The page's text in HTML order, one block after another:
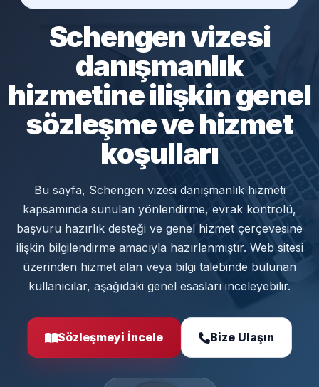
Schengen vizesi
danışmanlık
hizmetine ilişkin genel
sözleşme ve hizmet
koşulları
Bu sayfa, Schengen vizesi danışmanlık hizmeti
kapsamında sunulan yönlendirme, evrak kontrolü,
başvuru hazırlık desteği ve genel hizmet çerçevesine
ilişkin bilgilendirme amacıyla hazırlanmıştır. Web sitesi
üzerinden hizmet alan veya bilgi talebinde bulunan
kullanıcılar, aşağıdaki genel esasları inceleyebilir.
Sözleşmeyi İncele Bize Ulaşın